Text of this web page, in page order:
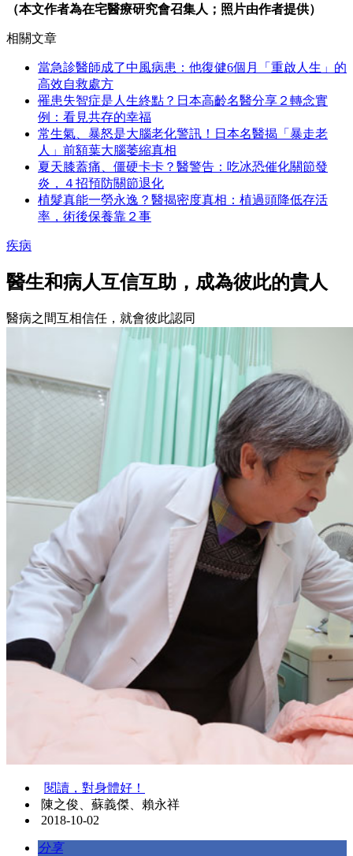
（本文作者為在宅醫療研究會召集人；照片由作者提供）
相關文章
當急診醫師成了中風病患：他復健6個月「重啟人生」的
高效自救處方
罹患失智症是人生終點？日本高齡名醫分享２轉念實
例：看見共存的幸福
常生氣、暴怒是大腦老化警訊！日本名醫揭「暴走老
人」前額葉大腦萎縮真相
夏天膝蓋痛、僵硬卡卡？醫警告：吃冰恐催化關節發
炎，４招預防關節退化
植髮真能一勞永逸？醫揭密度真相：植過頭降低存活
率，術後保養靠２事
疾病
醫生和病人互信互助，成為彼此的貴人
醫病之間互相信任，就會彼此認同
閱讀，對身體好！
陳之俊、蘇義傑、賴永祥
2018-10-02
分享